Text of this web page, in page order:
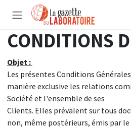
Se rendre au contenu
CONDITIONS
Objet :
Les présentes Conditions
manière exclusive les relations
Société et l'ensemble de ses
Clients. Elles prévalent sur tous
non, même postérieurs, émis par